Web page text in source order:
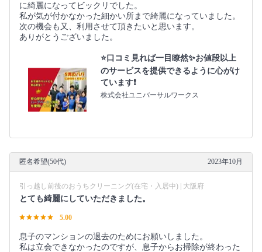
に綺麗になってビックリでした。
私が気が付かなかった細かい所まで綺麗になっていました。
次の機会も又、利用させて頂きたいと思います。
ありがとうございました。
⭐️口コミ見れば一目瞭然✨お値段以上
のサービスを提供できるように心がけ
ています❗️
株式会社ユニバーサルワークス
匿名希望(50代) 2023年10月
引っ越し前後のおうちクリーニング(在宅・入居中) | 大阪府
とても綺麗にしていただきました。
5.00
息子のマンションの退去のためにお願いしました。
私は立会できなかったのですが、息子からお掃除が終わった